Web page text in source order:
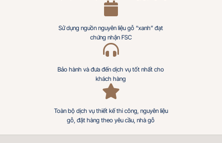
Sử dụng nguồn nguyên liệu gỗ “xanh” đạt
chứng nhận FSC
Bảo hành và đưa đến dịch vụ tốt nhất cho
khách hàng
Toàn bộ dịch vụ thiết kế thi công, nguyên liệu
gỗ, đặt hàng theo yêu cầu, nhà gỗ